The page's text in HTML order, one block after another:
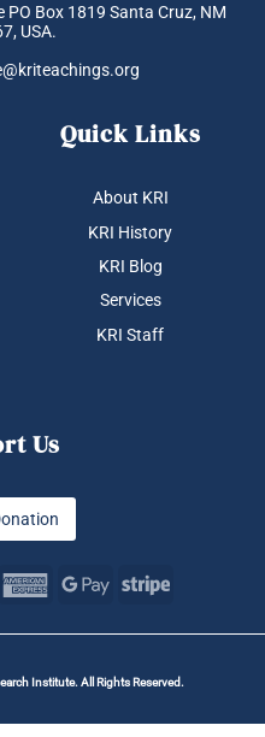
PO Box 1819 Santa Cruz, NM
USA.
Quick Links
About KRI
KRI History
KRI Blog
Services
KRI Staff
Us
Institute. All Rights Reserved.